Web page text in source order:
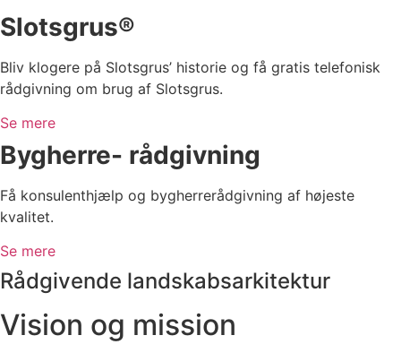
Slotsgrus®
Bliv klogere på Slotsgrus’ historie og få gratis telefonisk
rådgivning om brug af Slotsgrus.
Se mere
Bygherre- rådgivning
Få konsulenthjælp og bygherrerådgivning af højeste
kvalitet.
Se mere
Rådgivende landskabsarkitektur
Vision og mission